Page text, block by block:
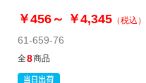
￥456～ ￥4,345 （税込）
61-659-76
全8商品